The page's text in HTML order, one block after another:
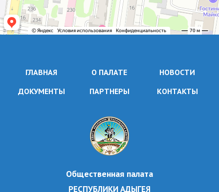
ГЛАВНАЯ О ПАЛАТЕ
НОВОСТИ
ДОКУМЕНТЫ
ПАРТНЕРЫ КОНТАКТЫ
Общественная палата
РЕСПУБЛИКИ АДЫГЕЯ